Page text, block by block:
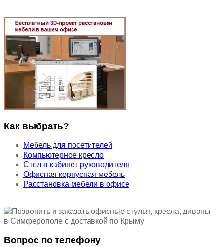
Как выбрать?
Мебель для посетителей
Компьютерное кресло
Стол в кабинет руководителя
Офисная корпусная мебель
Расстановка мебели в офисе
Вопрос по телефону